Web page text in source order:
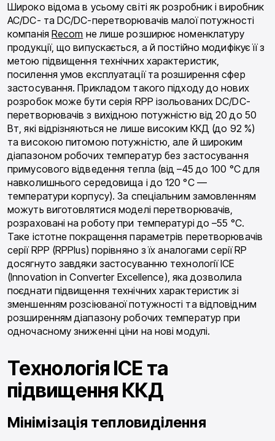
Широко відома в усьому світі як розробник і виробник
AC/DC- та DC/DC-перетворювачів малої потужності
компанія Recom не лише розширює номенклатуру
продукції, що випускається, а й постійно модифікує її з
метою підвищення технічних характеристик,
посилення умов експлуатації та розширення сфер
застосування. Прикладом такого підходу до нових
розробок може бути серія RPP ізольованих DC/DC-
перетворювачів з вихідною потужністю від 20 до 50
Вт, які відрізняються не лише високим ККД (до 92 %)
та високою питомою потужністю, але й широким
діапазоном робочих температур без застосування
примусового відведення тепла (від –45 до 100 °С для
навколишнього середовища і до 120 °С —
температури корпусу). За спеціальним замовленням
можуть виготовлятися моделі перетворювачів,
розраховані на роботу при температурі до –55 °С.
Таке істотне покращення параметрів перетворювачів
серії RPP (RPPlus) порівняно з їх аналогами серії RP
досягнуто завдяки застосуванню технології ICE
(Innovation in Converter Excellence), яка дозволила
поєднати підвищення технічних характеристик зі
зменшенням розсіюваної потужності та відповідним
розширенням діапазону робочих температур при
одночасному зниженні ціни на нові модулі.
Технологія ICE та
підвищення ККД
Мінімізація тепловиділення